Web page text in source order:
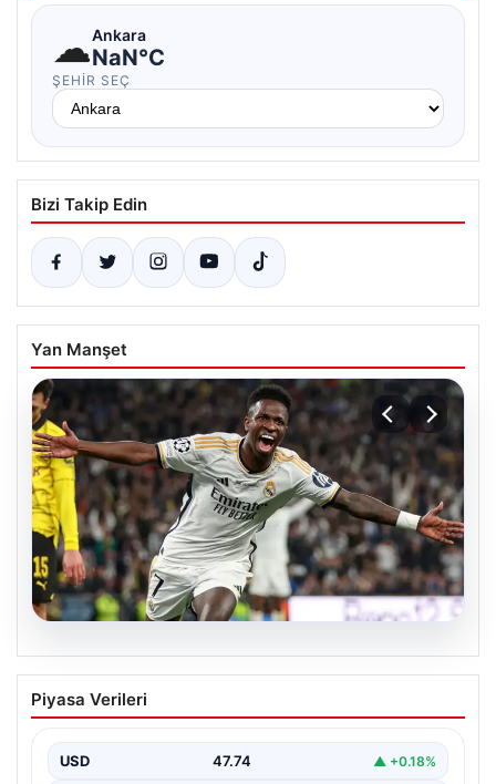
☁Ankara
NaN°C
ŞEHIR SEÇ
Bizi Takip Edin
Yan Manşet
06.08.2026
Real Madrid, Vinicius Junior ile Yeni
Sözleşmeyi Resmen Açıkladı
süredir konuşulan ve merakla beklenen gelişmeyle
ilgili…
Piyasa Verileri
USD 47.74 ▲ +0.18%